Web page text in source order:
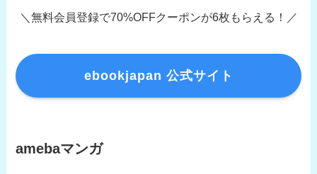
＼無料会員登録で70%OFFクーポンが6枚もらえる！／
ebookjapan 公式サイト
amebaマンガ